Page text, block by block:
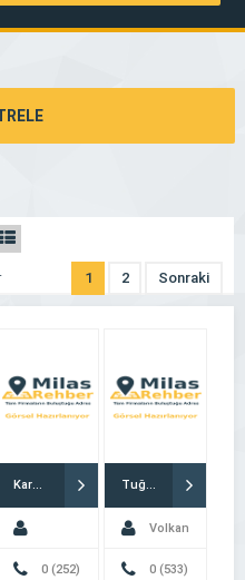
1 2 Sonraki
Karabıyık Halı Yıkama
Mehmet0 (252)
Tuğçem Halı Yıkama
Volkan
Demiryülek
0 (533)